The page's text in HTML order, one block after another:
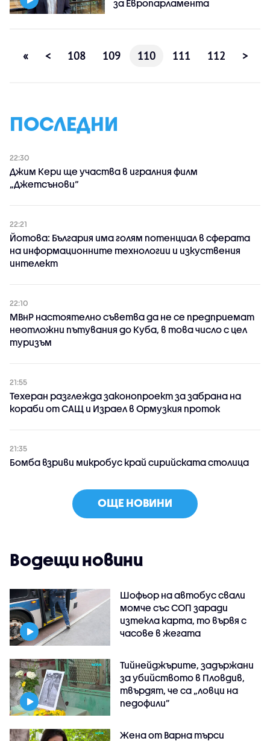
за Европарламента
« < 108 109 110 111 112 >
ПОСЛЕДНИ
22:30
Джим Кери ще участва в игралния филм
„Джетсънови“
22:21
Йотова: България има голям потенциал в сферата
на информационните технологии и изкуствения
интелект
22:10
МВнР настоятелно съветва да не се предприемат
неотложни пътувания до Куба, в това число с цел
туризъм
21:55
Техеран разглежда законопроект за забрана на
кораби от САЩ и Израел в Ормузкия проток
21:35
Бомба взриви микробус край сирийската столица
ОЩЕ НОВИНИ
Водещи новини
Шофьор на автобус свали
момче със СОП заради
изтекла карта, то вървя с
часове в жегата
Тийнейджърите, задържани
за убийството в Пловдив,
твърдят, че са „ловци на
педофили”
Жена от Варна търси